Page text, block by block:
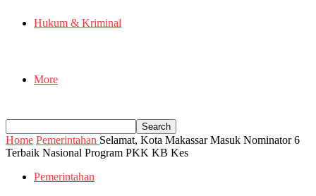
Hukum & Kriminal
More
Home Pemerintahan Selamat, Kota Makassar Masuk Nominator 6
Terbaik Nasional Program PKK KB Kes
Pemerintahan